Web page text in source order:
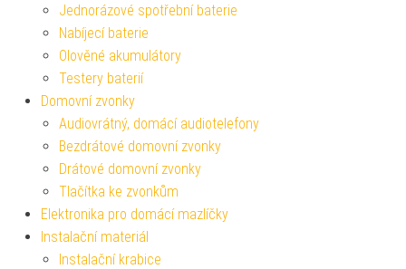
Jednorázové spotřební baterie
Nabíjecí baterie
Olověné akumulátory
Testery baterií
Domovní zvonky
Audiovrátný, domácí audiotelefony
Bezdrátové domovní zvonky
Drátové domovní zvonky
Tlačítka ke zvonkům
Elektronika pro domácí mazlíčky
Instalační materiál
Instalační krabice